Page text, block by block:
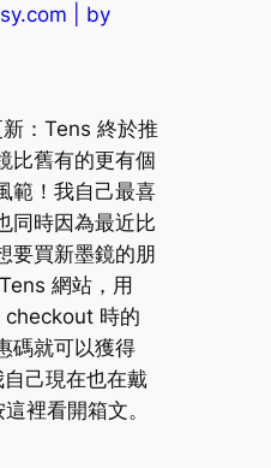
| by
：Tens 終於推
比舊有的更有個
範！我自己最喜
同時因為最近比
要買新墨鏡的朋
網站，用
checkout 時的
碼就可以獲得
己現在也在戴
裡看開箱文。